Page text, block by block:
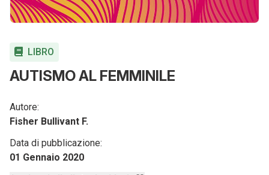
LIBRO
AUTISMO AL FEMMINILE
Autore:
Fisher Bullivant F.
Data di pubblicazione:
01 Gennaio 2020